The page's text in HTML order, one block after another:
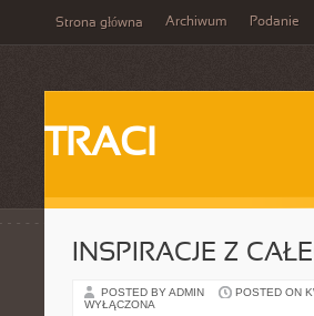
Strona główna Archiwum Podanie
TRACI
INSPIRACJE Z
POSTED BY ADMIN POSTED ON
WYŁĄCZONA